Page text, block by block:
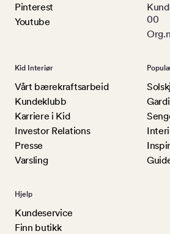
Pinterest
Youtube
00
Kid Interiør
Vårt bærekraftsarbeid
Kundeklubb
Karriere i Kid
Investor Relations
Presse
Varsling
Hjelp
Kundeservice
Finn butikk